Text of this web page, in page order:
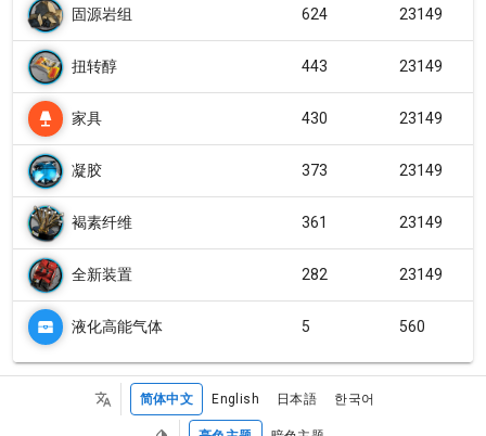
固源岩组 624 23149
扭转醇 443 23149
家具 430 23149
凝胶 373 23149
褐素纤维 361 23149
全新装置 282 23149
液化高能气体 5 560
简体中文 English 日本語 한국어